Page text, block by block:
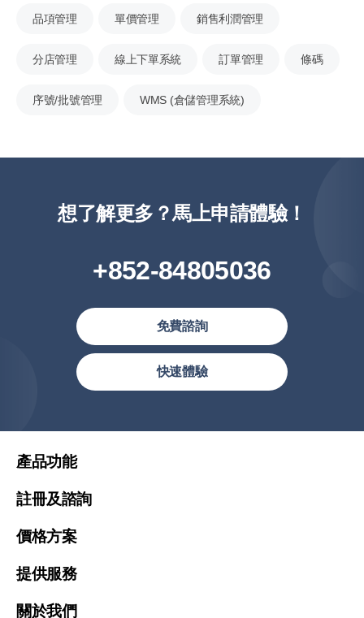
品項管理 單價管理 銷售利潤管理
分店管理 線上下單系統 訂單管理 條碼
序號/批號管理 WMS (倉儲管理系統)
想了解更多？馬上申請體驗！
+852-84805036
免費諮詢
快速體驗
產品功能
註冊及諮詢
價格方案
提供服務
關於我們
繁體中文(香港)
United States (English)
Việt Nam (Tiếng Việt)
한국 (한국어)
Indonesia (Bahasa Indonesia)